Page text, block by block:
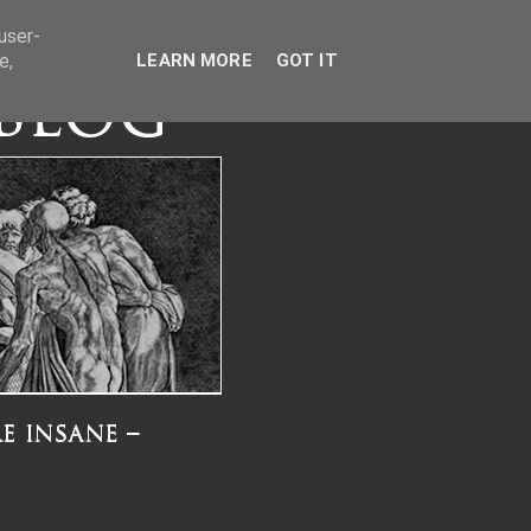
LEARN MORE GOT IT